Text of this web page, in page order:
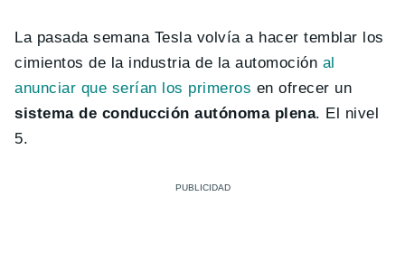
La pasada semana Tesla volvía a hacer temblar los
cimientos de la industria de la automoción al
anunciar que serían los primeros en ofrecer un
sistema de conducción autónoma plena. El nivel
5.